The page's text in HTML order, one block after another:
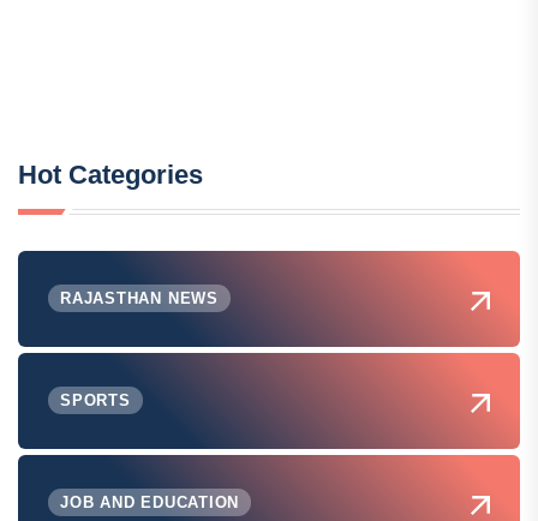
Hot Categories
RAJASTHAN NEWS
SPORTS
JOB AND EDUCATION